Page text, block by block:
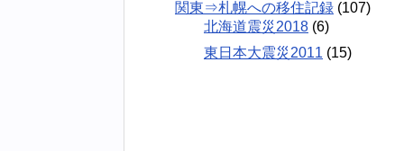
関東⇒札幌への移住記録 (107)
北海道震災2018 (6)
東日本大震災2011 (15)